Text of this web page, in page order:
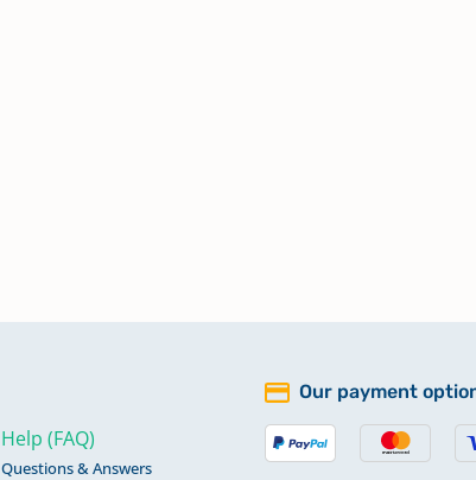
Help (FAQ)
Questions & Answers
Our payment